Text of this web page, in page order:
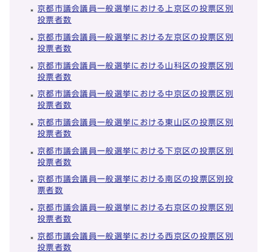
京都市議会議員一般選挙における上京区の投票区別
投票者数
京都市議会議員一般選挙における左京区の投票区別
投票者数
京都市議会議員一般選挙における山科区の投票区別
投票者数
京都市議会議員一般選挙における中京区の投票区別
投票者数
京都市議会議員一般選挙における東山区の投票区別
投票者数
京都市議会議員一般選挙における下京区の投票区別
投票者数
京都市議会議員一般選挙における南区の投票区別投
票者数
京都市議会議員一般選挙における右京区の投票区別
投票者数
京都市議会議員一般選挙における西京区の投票区別
投票者数